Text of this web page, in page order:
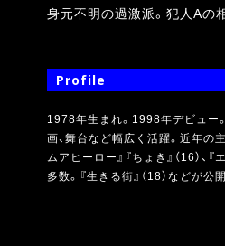
身元不明の過激派。犯人Aの
Profile
1978年生まれ。1998年デビュー
画、舞台など幅広く活躍。近年の
ムアヒーロー』『ちょき』（16）、
多数。『生きる街』（18）などが公